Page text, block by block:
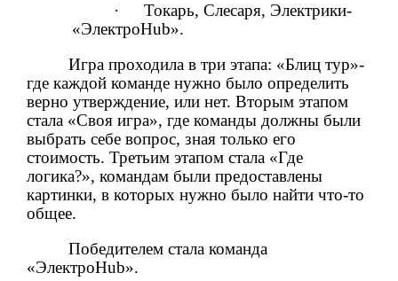
·
Токарь, Слесаря, Электрики-
«ЭлектроHub».
Игра проходила в три этапа: «Блиц тур»-
где каждой команде нужно было определить
верно утверждение, или нет. Вторым этапом
стала «Своя игра», где команды должны были
выбрать себе вопрос, зная только его
стоимость. Третьим этапом стала «Где
логика?», командам были предоставлены
картинки, в которых нужно было найти что-то
общее.
Победителем стала команда
«ЭлектроHub».